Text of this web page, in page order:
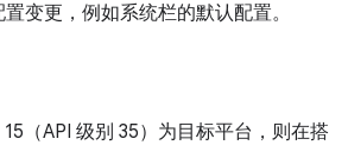
变更，例如系统栏的默认配置。
（API 级别 35）为目标平台，则在搭